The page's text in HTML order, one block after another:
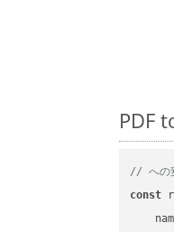
PDF
// への
const